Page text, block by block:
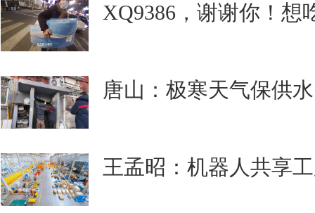
XQ9386，谢谢你！想
唐山：极寒天气保供水
王孟昭：机器人共享